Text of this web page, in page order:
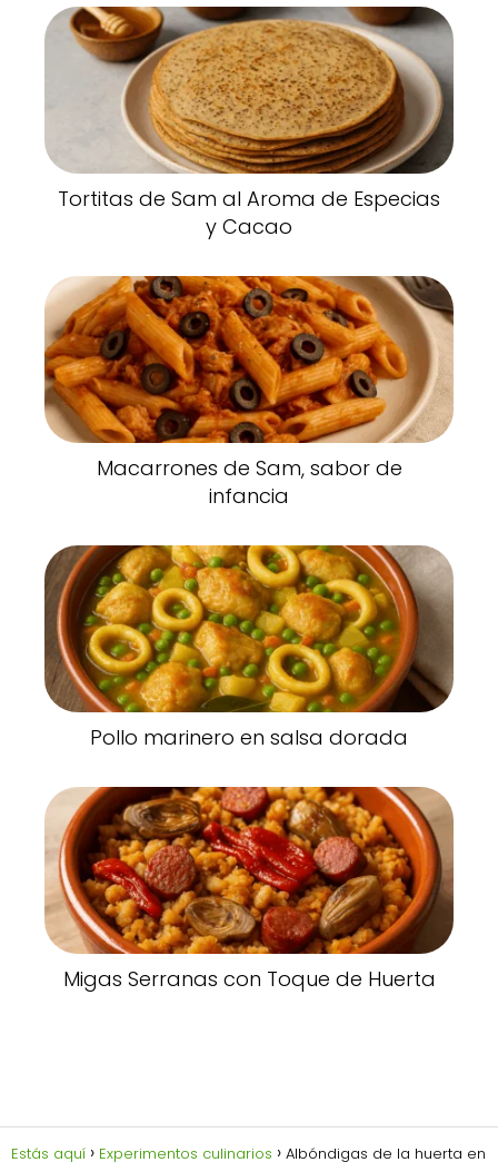
Tortitas de Sam al Aroma de Especias
y Cacao
Macarrones de Sam, sabor de
infancia
Pollo marinero en salsa dorada
Migas Serranas con Toque de Huerta
Estás aquí Experimentos culinarios
Albóndigas de la huerta en